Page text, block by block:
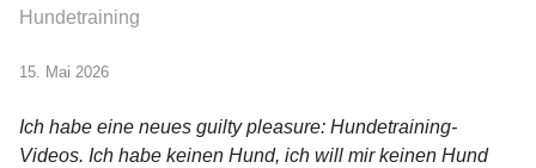
Hundetraining
15. Mai 2026
Ich habe eine neues guilty pleasure: Hundetraining-
Videos. Ich habe keinen Hund, ich will mir keinen Hund